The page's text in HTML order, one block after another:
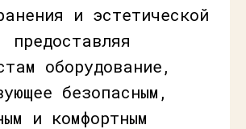
и эстетической
предоставляя
оборудование,
безопасным,
и комфортным